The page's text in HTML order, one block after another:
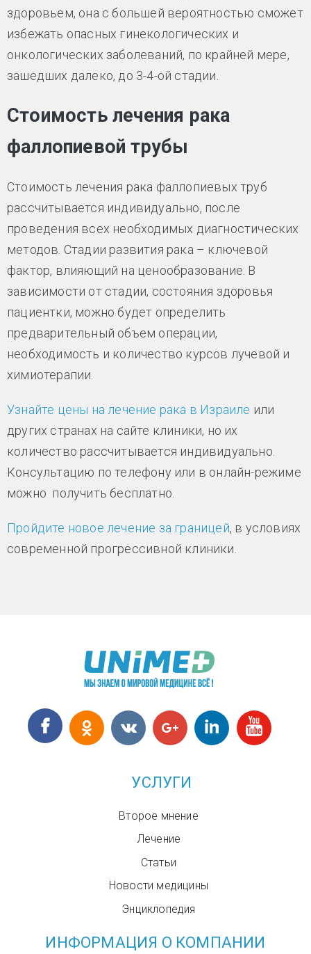
здоровьем, она с большей вероятностью сможет
избежать опасных гинекологических и
онкологических заболеваний, по крайней мере,
зашедших далеко, до 3-4-ой стадии.
Стоимость лечения рака
фаллопиевой трубы
Стоимость лечения рака фаллопиевых труб
рассчитывается индивидуально, после
проведения всех необходимых диагностических
методов. Стадии развития рака – ключевой
фактор, влияющий на ценообразование. В
зависимости от стадии, состояния здоровья
пациентки, можно будет определить
предварительный объем операции,
необходимость и количество курсов лучевой и
химиотерапии.
Узнайте цены на лечение рака в Израиле или
других странах на сайте клиники, но их
количество рассчитывается индивидуально.
Консультацию по телефону или в онлайн-режиме
можно получить бесплатно.
Пройдите новое лечение за границей, в условиях
современной прогрессивной клиники.
УСЛУГИ
Второе мнение
Лечение
Статьи
Новости медицины
Энциклопедия
ИНФОРМАЦИЯ О КОМПАНИИ